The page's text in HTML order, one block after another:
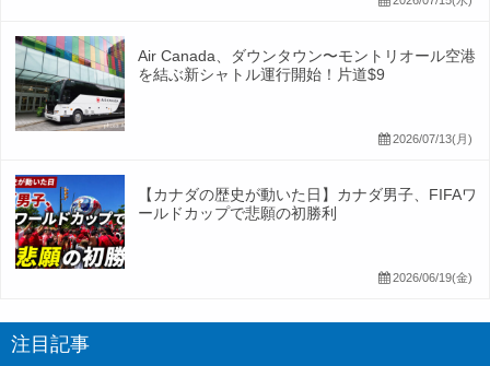
Air Canada、ダウンタウン〜モントリオール空港
を結ぶ新シャトル運行開始！片道$9
2026/07/13(月)
【カナダの歴史が動いた日】カナダ男子、FIFAワ
ールドカップで悲願の初勝利
2026/06/19(金)
注目記事